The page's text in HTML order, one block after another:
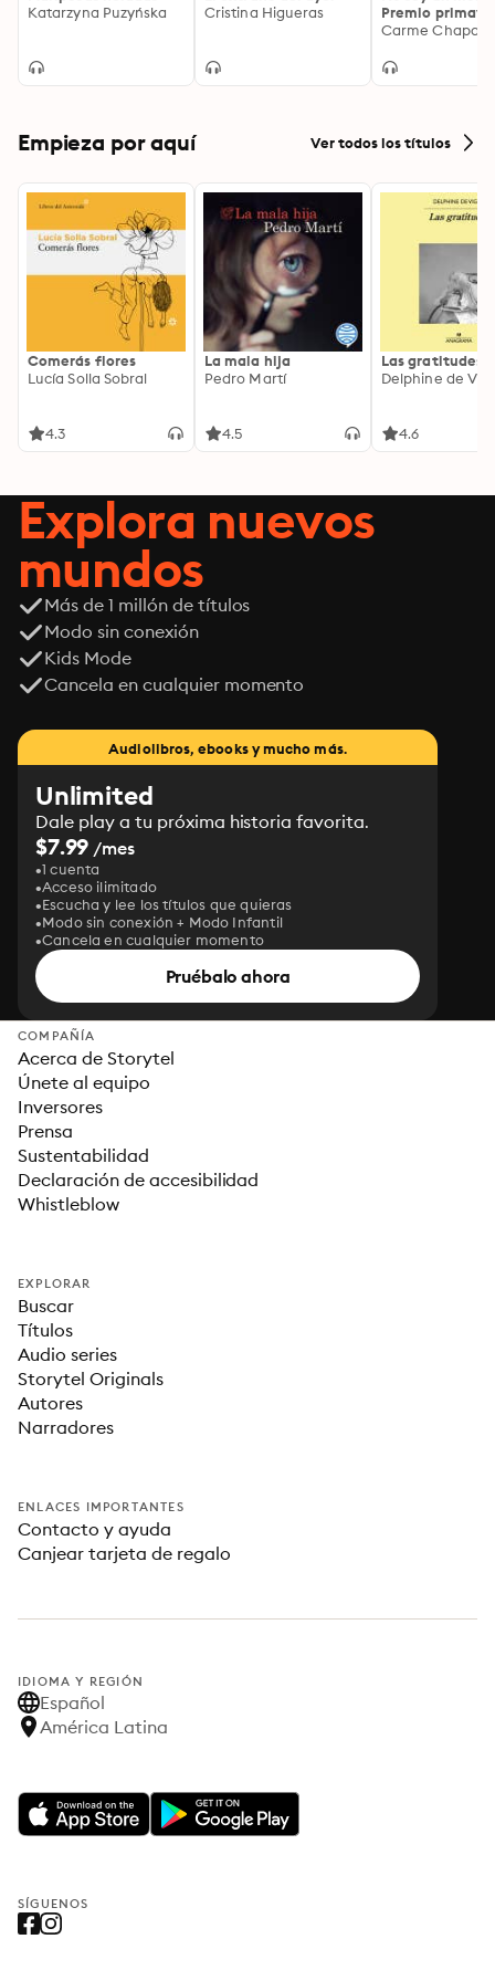
Katarzyna Puzyńska
Cristina Higueras
Premio
novela 2017
Carme
Empieza por aquí Ver todos los títulos
Comerás flores
Lucía Solla Sobral
4.3
La mala hija
Pedro Martí
4.5
Las gratitudes
Delphine de
4.6
Explora nuevos
mundos
Más de 1 millón de títulos
Modo sin conexión
Kids Mode
Cancela en cualquier momento
Audiolibros, ebooks y mucho más.
Unlimited
Dale play a tu próxima historia favorita.
$7.99 /mes
1 cuenta
Acceso ilimitado
Escucha y lee los títulos que quieras
Modo sin conexión + Modo Infantil
Cancela en cualquier momento
Pruébalo ahora
COMPAÑÍA
Acerca de Storytel
Únete al equipo
Inversores
Prensa
Sustentabilidad
Declaración de accesibilidad
Whistleblow
EXPLORAR
Buscar
Títulos
Audio series
Storytel Originals
Autores
Narradores
ENLACES IMPORTANTES
Contacto y ayuda
Canjear tarjeta de regalo
IDIOMA Y REGIÓN
Español
América Latina
SÍGUENOS